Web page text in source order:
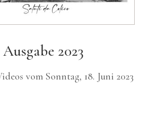
Ausgabe 2023
vom Sonntag, 18. Juni 2023